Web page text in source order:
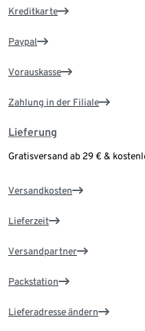
Kreditkarte
Paypal
Vorauskasse
Zahlung in der Filiale
Lieferung
Gratisversand ab 29 € &
Versandkosten
Lieferzeit
Versandpartner
Packstation
Lieferadresse ändern